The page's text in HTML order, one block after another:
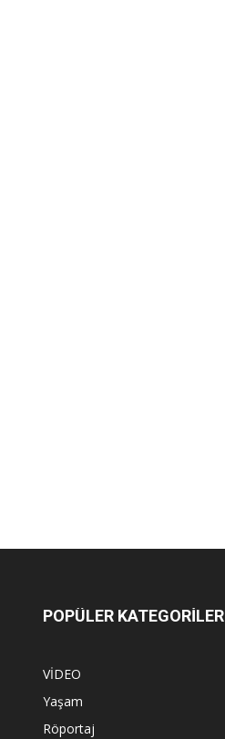
POPÜLER KATEGORİLER
VİDEO
Yaşam
Röportaj